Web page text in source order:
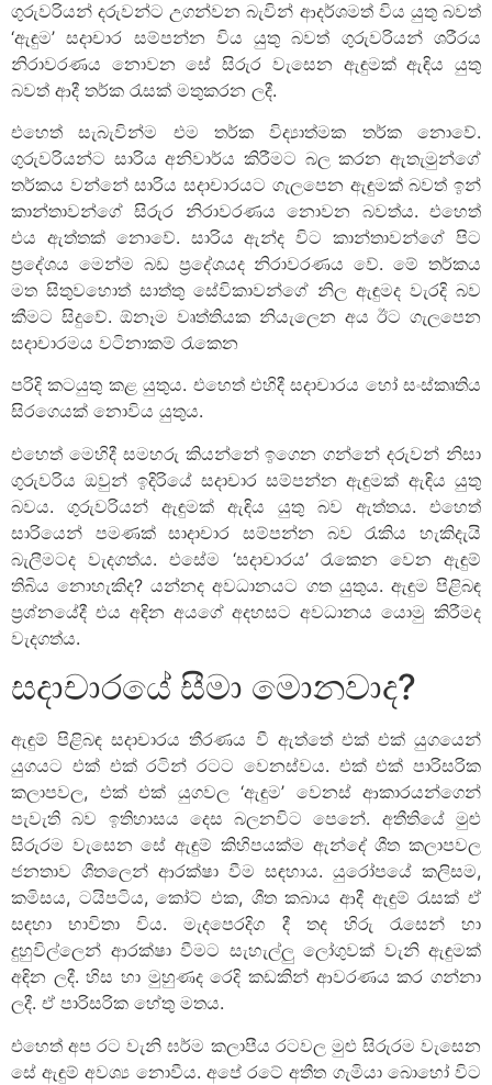
ගුරුවරියන් දරුවන්ට උගන්වන බැවින් ආදර්ශමත් විය යුතු බවත්
‘ඇඳුම’ සදාචාර සම්පන්න විය යුතු බවත් ගුරුවරියන් ශරීරය
නිරාවරණය නොවන සේ සිරුර වැසෙන ඇඳුමක් ඇඳිය යුතු
බවත් ආදී තර්ක රැසක් මතුකරන ලදී.
එහෙත් සැබැවින්ම එම තර්ක විද්‍යාත්මක තර්ක නොවේ.
ගුරුවරියන්ට සාරිය අනිවාර්ය කිරීමට බල කරන ඇතැමුන්ගේ
තර්කය වන්නේ සාරිය සදාචාරයට ගැලපෙන ඇඳුමක් බවත් ඉන්
කාන්තාවන්ගේ සිරුර නිරාවරණය නොවන බවත්ය. එහෙත්
එය ඇත්තක් නොවේ. සාරිය ඇන්ද විට කාන්තාවන්ගේ පිට
ප්‍රදේශය මෙන්ම බඩ ප්‍රදේශයද නිරාවරණය වේ. මේ තර්කය
මත සිතුවහොත් සාත්තු සේවිකාවන්ගේ නිල ඇඳුමද වැරදි බව
කීමට සිදුවේ. ඕනෑම වෘත්තියක නියැලෙන අය ඊට ගැලපෙන
සදාචාරමය වටිනාකම් රැකෙන
පරිදි කටයුතු කළ යුතුය. එහෙත් එහිදී සදාචාරය හෝ සංස්කෘතිය
සිරගෙයක් නොවිය යුතුය.
එහෙත් මෙහිදී සමහරු කියන්නේ ඉගෙන ගන්නේ දරුවන් නිසා
ගුරුවරිය ඔවුන් ඉදිරියේ සදාචාර සම්පන්න ඇඳුමක් ඇඳිය යුතු
බවය. ගුරුවරියන් ඇඳුමක් ඇඳිය යුතු බව ඇත්තය. එහෙත්
සාරියෙන් පමණක් සාදාචාර සම්පන්න බව රැකිය හැකිදැයි
බැලීමටද වැදගත්ය. එසේම ‘සදාචාරය’ රැකෙන වෙන ඇඳුම්
තිබිය නොහැකිද? යන්නද අවධානයට ගත යුතුය. ඇඳුම පිළිබඳ
ප්‍රශ්නයේදී එය අඳින අයගේ අදහසට අවධානය යොමු කිරීමද
වැදගත්ය.
සදාචාරයේ සීමා මොනවාද?
ඇඳුම් පිළිබඳ සදාචාරය තීරණය වී ඇත්තේ එක් එක් යුගයෙන්
යුගයට එක් එක් රටින් රටට වෙනස්වය. එක් එක් පාරිසරික
කලාපවල, එක් එක් යුගවල ‘ඇඳුම’ වෙනස් ආකාරයන්ගෙන්
පැවැති බව ඉතිහාසය දෙස බලනවිට පෙනේ. අතීතියේ මුළු
සිරුරම වැසෙන සේ ඇඳුම් කිහිපයක්ම ඇන්දේ ශීත කලාපවල
ජනතාව ශීතලෙන් ආරක්ෂා වීම සඳහාය. යුරෝපයේ කලිසම,
කමිසය, ටයිපටිය, කෝට් එක, ශීත කබාය ආදී ඇඳුම් රැසක් ඒ
සඳහා භාවිතා විය. මැදපෙරදිග දී තද හිරු රැසෙන් හා
දුහුවිල්ලෙන් ආරක්ෂා වීමට සැහැල්ලු ලෝගුවක් වැනි ඇඳුමක්
අඳින ලදී. හිස හා මුහුණද රෙදි කඩකින් ආවරණය කර ගන්නා
ලදී. ඒ පාරිසරික හේතු මතය.
එහෙත් අප රට වැනි ඝර්ම කලාපීය රටවල මුළු සිරුරම වැසෙන
සේ ඇඳුම් අවශ්‍ය නොවීය. අපේ රටේ අතීත ගැමියා බොහෝ විට